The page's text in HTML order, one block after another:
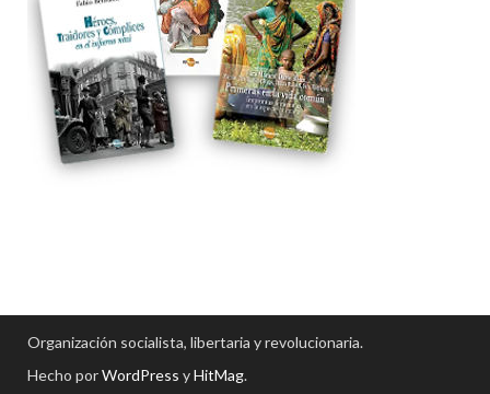
Organización socialista, libertaria y revolucionaria.
Hecho porWordPress yHitMag.